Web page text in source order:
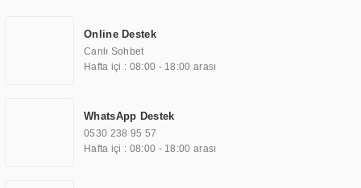
TOCHI markası altında kendi ürettiği ürünlerde kullanmıştır. Günümüzde
TOCHI; videowall, digital signage, kiosk, totem, akıllı durak ekranı, araç içi
ekran, asansör ekranı, digital menüboard, marin ekran, medikal ekran,
ekranları, endüstriyel ekranlar, kapı önü bilgi ekranları, panel PC,
endüstriyel Panel PC, mini PC, endüstriyel mini PC ve akıllı bina sistemleri
gibi çözümleri 4.5" ile 110” boyutları arasında üretebilirken, ayrıca standart
Online Destek
Canlı Sohbet
Hafta içi : 08:00 - 18:00 arası
WhatsApp Destek
0530 238 95 57
Hafta içi : 08:00 - 18:00 arası